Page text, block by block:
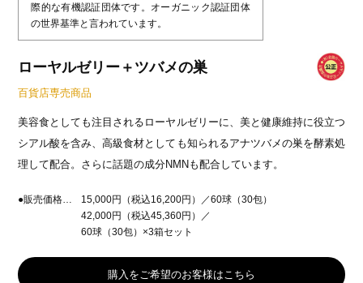
際的な有機認証団体です。オーガニック認証団体
の世界基準と言われています。
ローヤルゼリー＋ツバメの巣
百貨店専売商品
美容食としても注目されるローヤルゼリーに、美と健康維持に役立つ
シアル酸を含み、高級食材としても知られるアナツバメの巣を酵素処
理して配合。さらに話題の成分NMNも配合しています。
●販売価格…
15,000円（税込16,200円）／60球（30包）
42,000円（税込45,360円）／
60球（30包）×3箱セット
購入をご希望のお客様はこちら